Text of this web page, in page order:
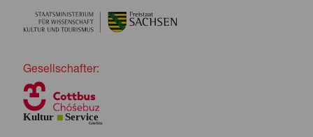
Gesellschafter: